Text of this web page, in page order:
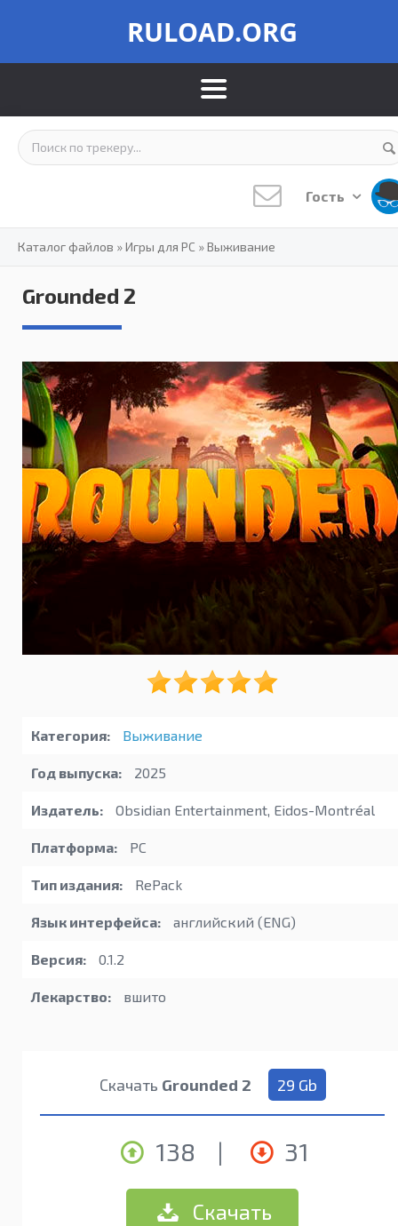
RULOAD.ORG
Гость
Каталог файлов »Игры для PC »Выживание
Grounded 2
Категория: Выживание
Год выпуска: 2025
Издатель: Obsidian Entertainment, Eidos-Montréal
Платформа: PC
Тип издания: RePack
Язык интерфейса: английский (ENG)
Версия: 0.1.2
Лекарство: вшито
Скачать Grounded 2 29 Gb
138 | 31
Скачать